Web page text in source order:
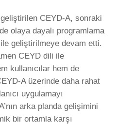
CEYD-A, sonraki
olaya dayalı programlama
geliştirilmeye devam etti.
CEYD dili ile
kullanıcılar hem de
A üzerinde daha rahat
uygulamayı
arka planda gelişimini
bir ortamla karşı